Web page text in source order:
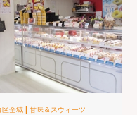
区全域 | 甘味＆スウィーツ